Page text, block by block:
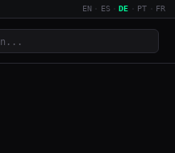
EN ES DE PT FR